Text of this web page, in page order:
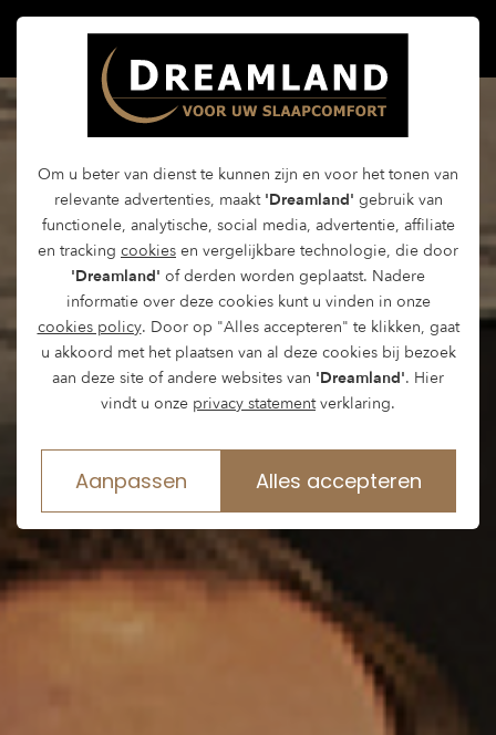
Om u beter van dienst te kunnen zijn en voor het tonen van
relevante advertenties, maakt 'Dreamland' gebruik van
functionele, analytische, social media, advertentie, affiliate
en tracking cookies en vergelijkbare technologie, die door
'Dreamland' of derden worden geplaatst. Nadere
informatie over deze cookies kunt u vinden in onze
cookies policy. Door op "Alles accepteren" te klikken, gaat
u akkoord met het plaatsen van al deze cookies bij bezoek
aan deze site of andere websites van 'Dreamland'. Hier
vindt u onze privacy statementverklaring.
Aanpassen Alles accepteren